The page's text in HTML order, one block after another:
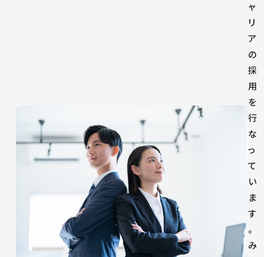
ャ
リ
ア
の
採
用
を
行
な
っ
て
い
ま
す
。
み